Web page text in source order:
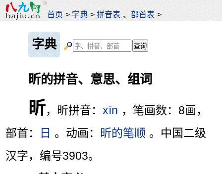
首页 > 字典 >拼音表 、部首表 >
字典
昕的拼音、意思、组词
昕，昕拼音：xīn ，笔画数：8画，
部首：
日 。动画： 昕的笔顺 。中国二级
汉字，编号3903。